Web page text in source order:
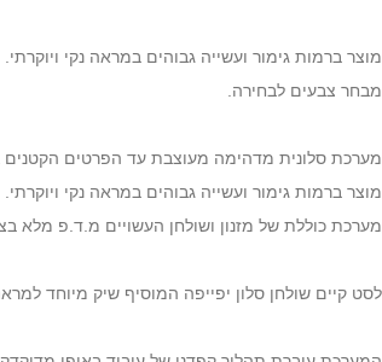
מוצר ברמות גימור ועשייה גבוהים במראה נקי ויוקרתי.
מבחר צבעים לבחירה.
מערכת סלונית מדהימה מעוצבת עד הפרטים הקטנים ביותר
מוצר ברמות גימור ועשייה גבוהים במראה נקי ויוקרתי.
מערכת כוללת של מזנון ושולחן העשויים מ.ד.פ מלא
לסט קיים שולחן סלון יפייפה המוסיף שיק מיוחד